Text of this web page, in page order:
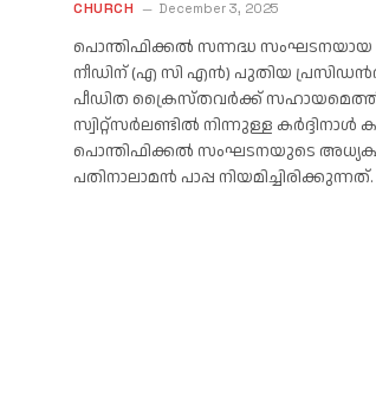
CHURCH December 3, 2025
പൊന്തിഫിക്കൽ സന്നദ്ധ
നീഡിന് (എ സി എൻ) പുതിയ
പീഡിത ക്രൈസ്തവർക്ക്
സ്വിറ്റ്സർലണ്ടിൽ നിന്നുള്ള
പൊന്തിഫിക്കൽ സംഘടനയുടെ
പതിനാലാമൻ പാപ്പ നിയമിച്ചിരിക്കുന്നത്.